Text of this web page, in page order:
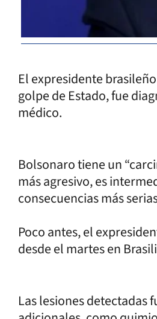
El expresidente
golpe de Estado, fue
médico.
Bolsonaro tiene un
más agresivo, es
consecuencias más
Poco antes, el
desde el martes en
Las lesiones detectadas